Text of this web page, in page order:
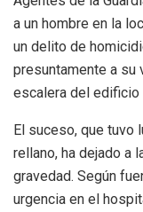
a un hombre en la
un delito de
presuntamente a su
escalera del edificio
El suceso, que tuvo
rellano, ha dejado a
gravedad. Según
urgencia en el